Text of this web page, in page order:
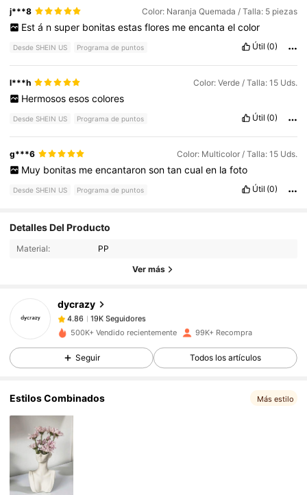
j***8 Color: Naranja Quemada / Talla: 5 piezas
Est á n super bonitas estas flores me encanta el color
Desde SHEIN US Programa de puntos Útil (0)
l***h Color: Verde / Talla: 15 Uds.
Hermosos esos colores
Desde SHEIN US Programa de puntos Útil (0)
g***6 Color: Multicolor / Talla: 15 Uds.
Muy bonitas me encantaron son tan cual en la foto
Desde SHEIN US Programa de puntos Útil (0)
Detalles Del Producto
Material: PP
Ver más
dycrazy
4.86
19K Seguidores
r***p pagóHace 1 día
4.86 19K Seguidores
4.86 19K Seguidores
500K+ Vendido recientemente 99K+ Recompra
Seguir Todos los artículos
Estilos Combinados Más estilo